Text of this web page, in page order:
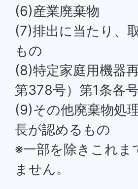
(6)産業廃棄物
(7)排出に当たり、
もの
(8)特定家庭用機器
第378号）第1条各
(9)その他廃棄物処
長が認めるもの
※一部を除きこれま
ません。